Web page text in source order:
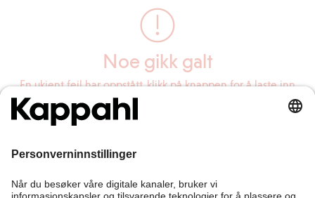
Noe gikk galt
En ukjent feil har oppstått, klikk på knappen for å laste inn
siden på nytt.